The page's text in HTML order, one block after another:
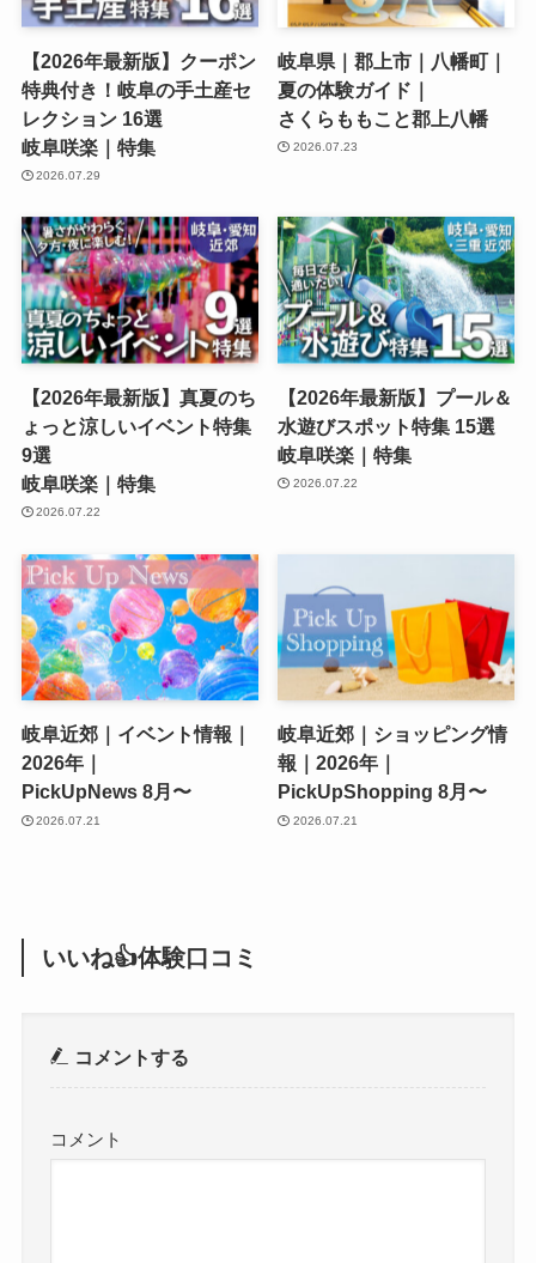
【2026年最新版】クーポン
特典付き！岐阜の手土産セ
レクション 16選
岐阜咲楽｜特集
2026.07.29
岐阜県｜郡上市｜八幡町｜
夏の体験ガイド｜
さくらももこと郡上八幡
2026.07.23
【2026年最新版】真夏のち
ょっと涼しいイベント特集
9選
岐阜咲楽｜特集
2026.07.22
【2026年最新版】プール＆
水遊びスポット特集 15選
岐阜咲楽｜特集
2026.07.22
岐阜近郊｜イベント情報｜
2026年｜
PickUpNews 8月〜
2026.07.21
岐阜近郊｜ショッピング情
報｜2026年｜
PickUpShopping 8月〜
2026.07.21
いいね👍体験口コミ
コメントする
コメント